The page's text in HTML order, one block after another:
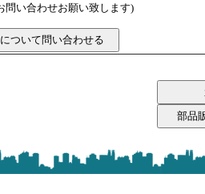
問い合わせお願い致します)